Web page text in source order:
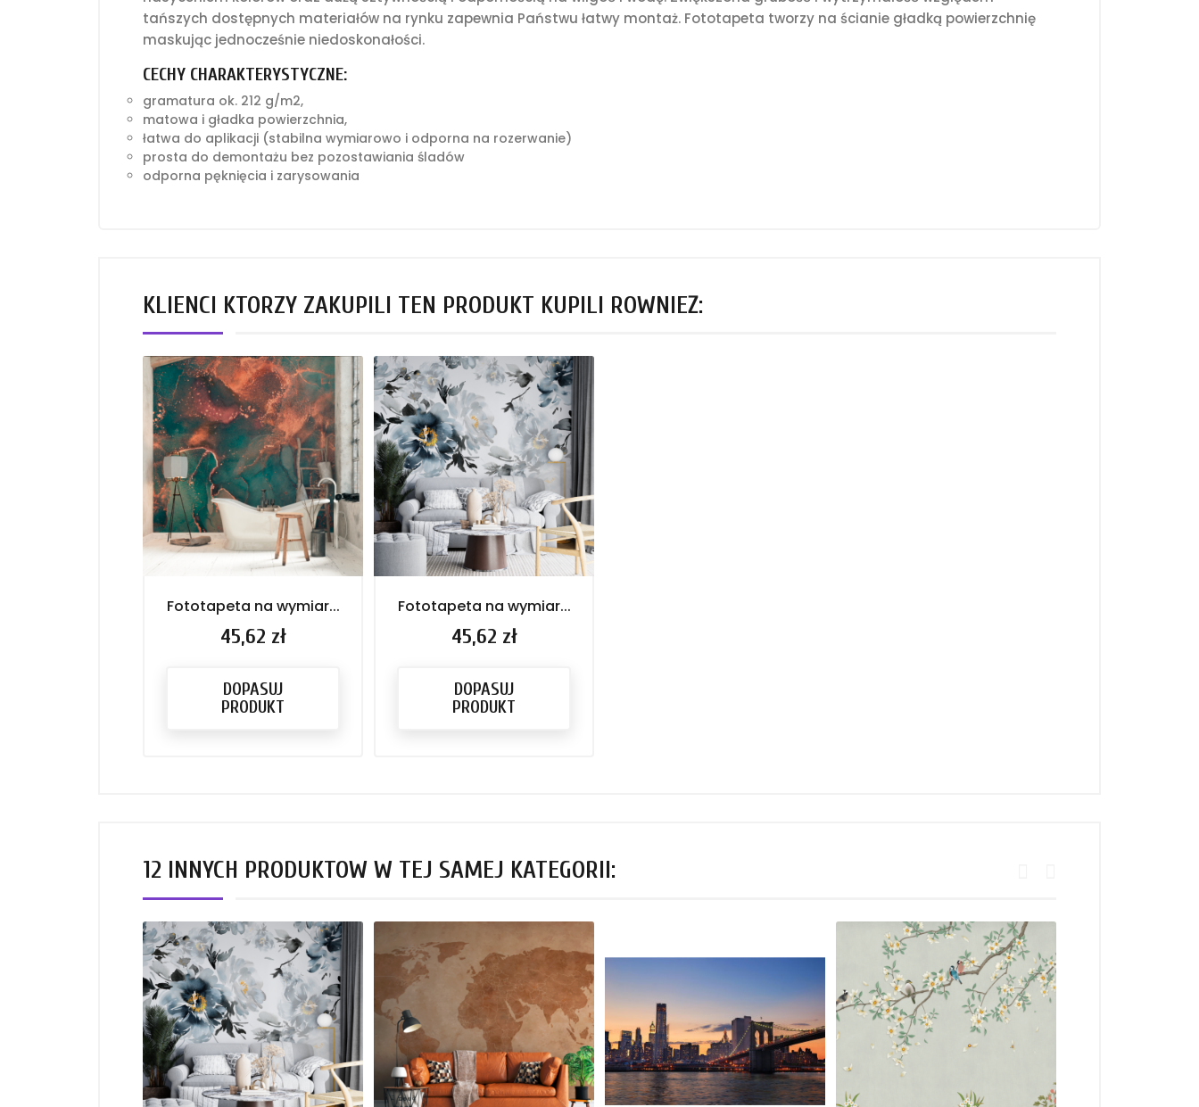
tańszych dostępnych materiałów na rynku zapewnia Państwu łatwy montaż. Fototapeta tworzy na ścianie gładką powierzchnię
maskując jednocześnie niedoskonałości.
CECHY CHARAKTERYSTYCZNE:
gramatura ok. 212 g/m2,
matowa i gładka powierzchnia,
łatwa do aplikacji (stabilna wymiarowo i odporna na rozerwanie)
prosta do demontażu bez pozostawiania śladów
odporna pęknięcia i zarysowania
KLIENCI KTÓRZY ZAKUPILI TEN PRODUKT KUPILI RÓWNIEŻ:
Fototapeta na wymiar...
Cena
45,62 zł
DOPASUJ
PRODUKT
Fototapeta na wymiar...
Cena
45,62 zł
DOPASUJ
PRODUKT
12 INNYCH PRODUKTÓW W TEJ SAMEJ KATEGORII: